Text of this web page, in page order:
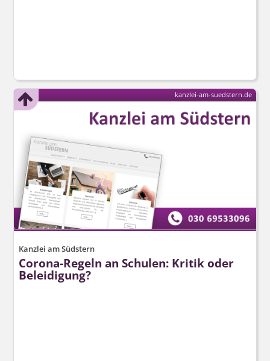
Kanzlei am Südstern
Corona-Regeln an Schulen: Kritik oder
Beleidigung?
kanzlei-am-suedstern.de